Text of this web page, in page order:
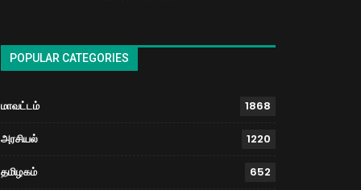
POPULAR CATEGORIES
மாவட்டம் 1868
அரசியல் 1220
தமிழகம் 652